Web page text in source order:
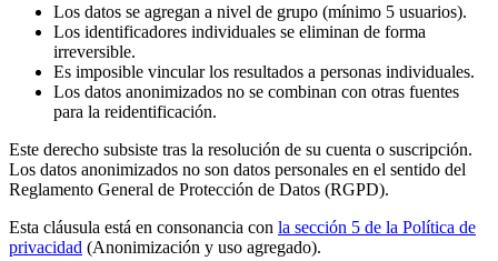
Los datos se agregan a nivel de grupo (mínimo 5 usuarios).
Los identificadores individuales se eliminan de forma
irreversible.
Es imposible vincular los resultados a personas individuales.
Los datos anonimizados no se combinan con otras fuentes
para la reidentificación.
Este derecho subsiste tras la resolución de su cuenta o suscripción.
Los datos anonimizados no son datos personales en el sentido del
Reglamento General de Protección de Datos (RGPD).
Esta cláusula está en consonancia con la sección 5 de la Política de
privacidad (Anonimización y uso agregado).